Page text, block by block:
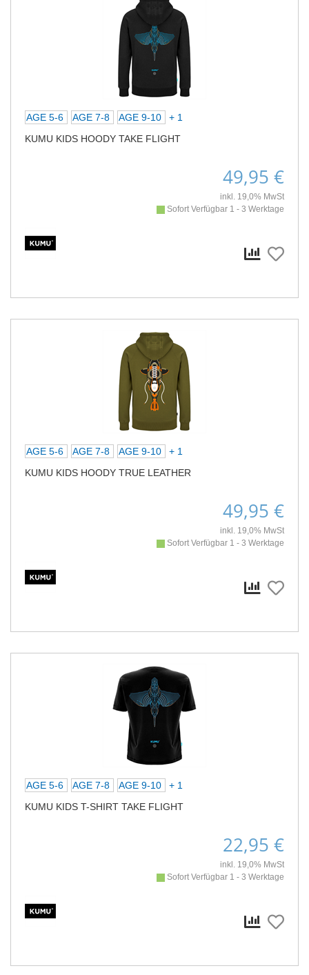
AGE 5-6 AGE 7-8 AGE 9-10
+ 1
KUMU KIDS HOODY TAKE FLIGHT
49,95 €
inkl. 19,0% MwSt
Sofort Verfügbar 1 - 3 Werktage
AGE 5-6 AGE 7-8 AGE 9-10
+ 1
KUMU KIDS HOODY TRUE LEATHER
49,95 €
inkl. 19,0% MwSt
Sofort Verfügbar 1 - 3 Werktage
AGE 5-6 AGE 7-8 AGE 9-10
+ 1
KUMU KIDS T-SHIRT TAKE FLIGHT
22,95 €
inkl. 19,0% MwSt
Sofort Verfügbar 1 - 3 Werktage